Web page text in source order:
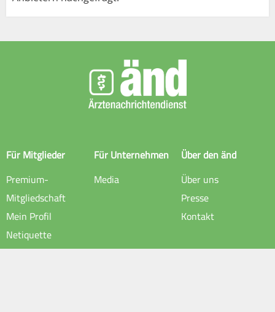
Für Mitglieder
Premium-
Mitgliedschaft
Mein Profil
Netiquette
Für Unternehmen
Media
Über den änd
Über uns
Presse
Kontakt
Rechtliche Hinweise